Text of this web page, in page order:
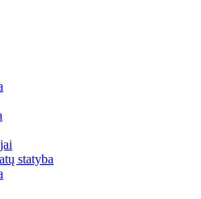
statyba